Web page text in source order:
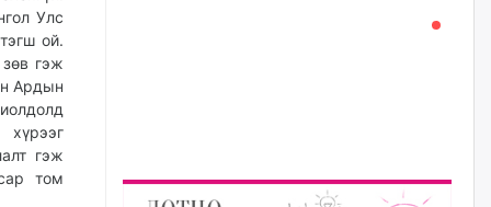
Улс
ой.
гэж
Ардын
гэж
том